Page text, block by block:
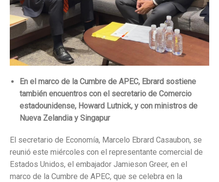
En el marco de la Cumbre de APEC, Ebrard sostiene
también encuentros con el secretario de Comercio
estadounidense, Howard Lutnick, y con ministros de
Nueva Zelandia y Singapur
El secretario de Economía, Marcelo Ebrard Casaubon, se
reunió este miércoles con el representante comercial de
Estados Unidos, el embajador Jamieson Greer, en el
marco de la Cumbre de APEC, que se celebra en la